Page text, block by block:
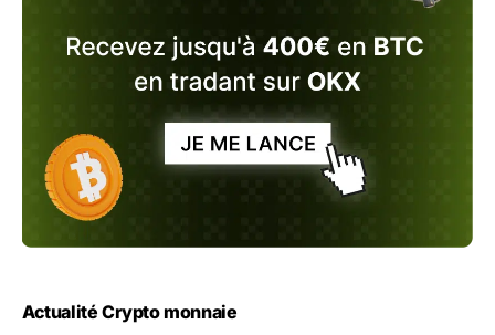
Actualité Crypto monnaie